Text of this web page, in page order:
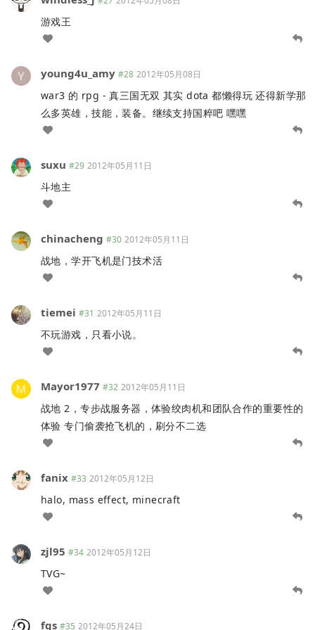
游戏王
young4u_amy #28 2012年05月08日
war3 的 rpg - 真三国无双 其实 dota 都懒得玩 还得新学那
么多英雄，技能，装备。继续支持国粹吧 嘿嘿
suxu #29 2012年05月11日
斗地主
chinacheng #30 2012年05月11日
战地，学开飞机是门技术活
tiemei #31 2012年05月11日
不玩游戏，只看小说。
Mayor1977 #32 2012年05月11日
战地 2，专步战服务器，体验绞肉机和团队合作的重要性的
体验 专门偷袭抢飞机的，刷分不二选
fanix #33 2012年05月12日
halo, mass effect, minecraft
zjl95 #34 2012年05月12日
TVG~
fqs #35 2012年05月24日